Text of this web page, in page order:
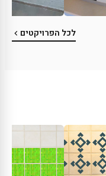
לכל הפרויקטים